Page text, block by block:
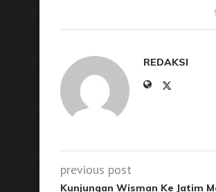
REDAKSI
previous post
Kunjungan Wisman Ke Jatim